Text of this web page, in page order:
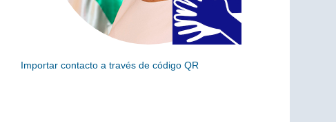
Importar contacto a través de código QR